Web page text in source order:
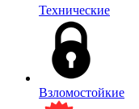
Технические
Взломостойкие